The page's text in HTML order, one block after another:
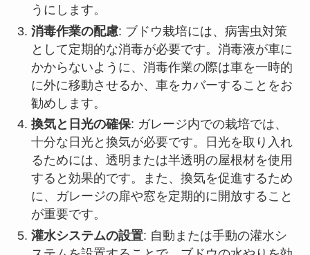
うにします。
消毒作業の配慮: ブドウ栽培には、病害虫対策
として定期的な消毒が必要です。消毒液が車に
かからないように、消毒作業の際は車を一時的
に外に移動させるか、車をカバーすることをお
勧めします。
換気と日光の確保: ガレージ内での栽培では、
十分な日光と換気が必要です。日光を取り入れ
るためには、透明または半透明の屋根材を使用
すると効果的です。また、換気を促進するため
に、ガレージの扉や窓を定期的に開放すること
が重要です。
灌水システムの設置: 自動または手動の灌水シ